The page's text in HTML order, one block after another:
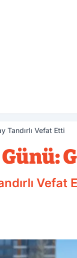
Tandırlı Vefat Etti
Vefat